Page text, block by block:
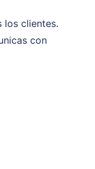
los clientes.
con